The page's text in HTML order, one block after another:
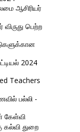
ஆசிரியர்
விருது பெற்ற
2024
Teachers
பல்லி -
கேள்வி
கல்வி துறை